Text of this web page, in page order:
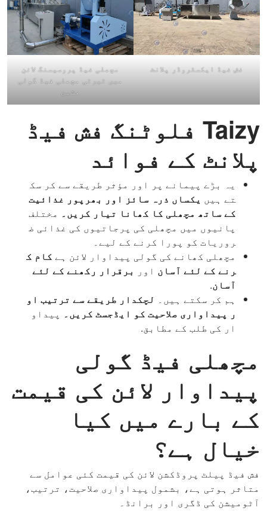
فش فیڈ ایکسٹروڈر پلانٹ
مچھلی فیڈ پروسیسنگ لائن
میں تیرتی مچھلی فیڈ گولی
مشین
Taizy فلوٹنگ فش فیڈ
پلانٹ کے فوائد
یہ بڑے پیمانے پر اور مؤثر طریقے سے کر سک
تے ہیں یکساں ذرہ سائز اور بھرپور غذائیت
کے ساتھ مچھلی کا کھانا تیار کریں۔ مختلف
پانیوں میں مچھلی کی پرجاتیوں کی غذائی ض
روریات کو پورا کرنے کے لیے۔
مچھلی کھانے کی گولی پیداوار لائن ہے کام ک
رنے کے لئے آسان اور برقرار رکھنے کے لئے
آسان.
ہم کر سکتے ہیں۔ لچکدار طریقے سے ترتیب او
ر پیداواری صلاحیت کو ایڈجسٹ کریں۔ پیداو
ار کی طلب کے مطابق.
مچھلی فیڈ گولی
پیداوار لائن کی قیمت
کے بارے میں کیا
خیال ہے؟
فش فیڈ پیلٹ پروڈکشن لائن کی قیمت کئی عوامل سے
متاثر ہوتی ہے، بشمول پیداواری صلاحیت، ترتیب،
آٹومیشن کی ڈگری اور برانڈ۔